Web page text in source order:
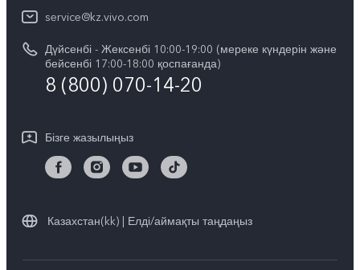
V60 Lite 5G
Барлық үлгілер
Жүйені жаңарту
vivo кепілдік туралы нұсқаулық
vivo компаниясында жұмыс жасау
Құқықтық хабарламалар
Біз туралы
Тұрақтылық
service@kz.vivo.com
Дүйсенбі - Жексенбі 10:00-19:00 (мереке күндерін және
бейсенбі 17:00-18:00 қоспағанда)
8 (800) 070-14-20
Бізге жазылыңыз
Казахстан(kk) | Елді/аймақты таңдаңыз